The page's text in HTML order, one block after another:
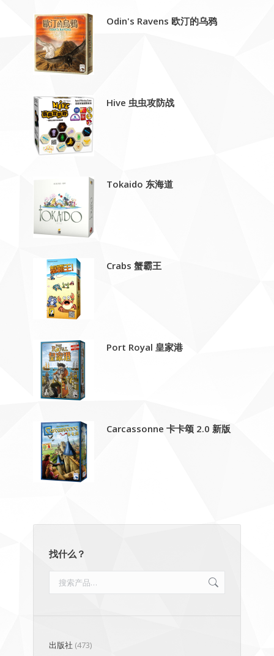
Odin's Ravens 欧汀的乌鸦
Hive 虫虫攻防战
Tokaido 东海道
Crabs 蟹霸王
Port Royal 皇家港
Carcassonne 卡卡颂 2.0 新版
找什么？
出版社 (473)